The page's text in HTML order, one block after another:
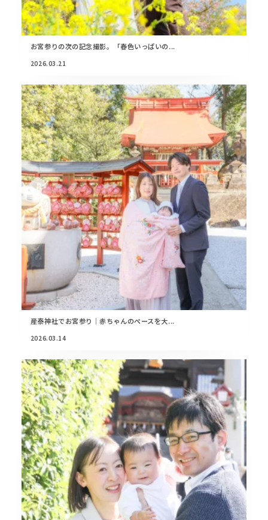
お宮参りの次の記念撮影。「春色いっぱいの...
2026.03.21
産泰神社でお宮参り｜赤ちゃんのペースを大...
2026.03.14